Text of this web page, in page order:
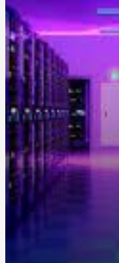
Тематичні свічки на
сучасності
Сервер Аренда Цена:
HostPro.ua - Ваш Лучший
Кломифен Цитрат
о стероидах на
Сравнение цен на
производителей
Смак Істинного
SnackHouse
Харчові технології
Особливості вибору